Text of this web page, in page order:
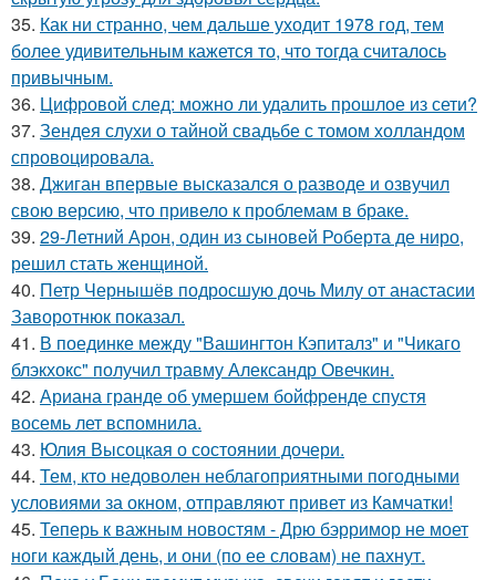
35. Как ни странно, чем дальше уходит 1978 год, тем
более удивительным кажется то, что тогда считалось
привычным.
36. Цифровой след: можно ли удалить прошлое из сети?
37. Зендея слухи о тайной свадьбе с томом холландом
спровоцировала.
38. Джиган впервые высказался о разводе и озвучил
свою версию, что привело к проблемам в браке.
39. 29-Летний Арон, один из сыновей Роберта де ниро,
решил стать женщиной.
40. Петр Чернышёв подросшую дочь Милу от анастасии
Заворотнюк показал.
41. В поединке между "Вашингтон Кэпиталз" и "Чикаго
блэкхокс" получил травму Александр Овечкин.
42. Ариана гранде об умершем бойфренде спустя
восемь лет вспомнила.
43. Юлия Высоцкая о состоянии дочери.
44. Тем, кто недоволен неблагоприятными погодными
условиями за окном, отправляют привет из Камчатки!
45. Теперь к важным новостям - Дрю бэрримор не моет
ноги каждый день, и они (по ее словам) не пахнут.